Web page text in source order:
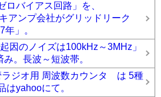
ロバイアス回路」を、
アンプ会社がグリッドリーク
」。
因のノイズは100kHz～3MHz」
。長波～短波帯。
ラジオ用 周波数カウンタ は 5種
はyahooにて。